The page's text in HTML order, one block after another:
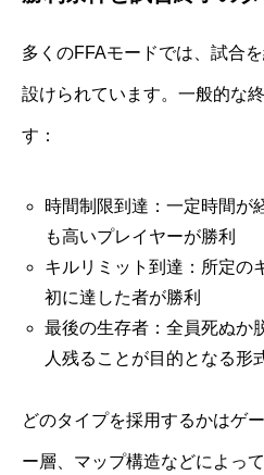
多くのFFAモードでは、試合
設けられています。一般的な
す：
時間制限到達：一定時間が
も高いプレイヤーが勝利
キルリミット到達：所定の
初に達した者が勝利
最後の生存者：全員死ぬか
人残ることが目的となる形
どのタイプを採用するかはゲ
ー層、マップ構造などによっ